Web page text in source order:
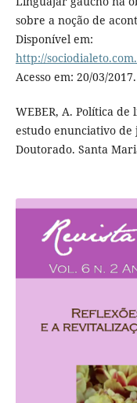
sobre a noção de
Disponível em:
http://
Acesso em: 20/03/2017.
WEBER, A. Política
estudo enunciativo
Doutorado. Santa